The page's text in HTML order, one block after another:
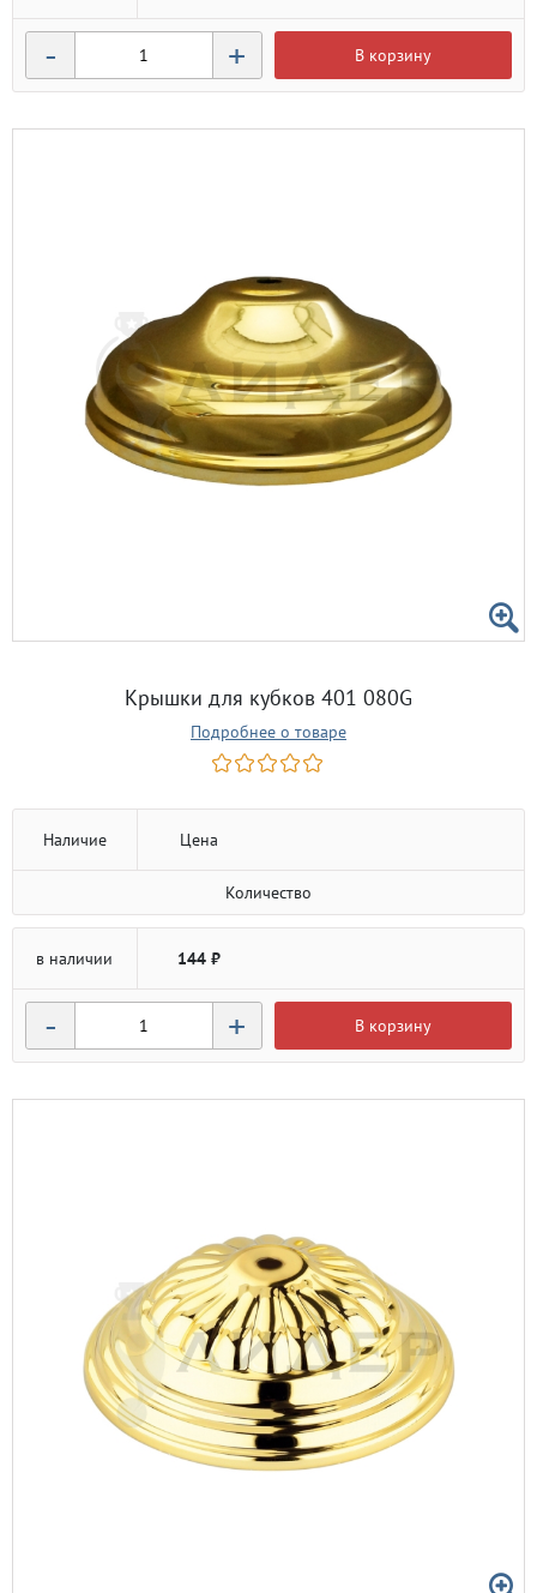
- + В корзину
Крышки для кубков 401 080G
Подробнее о товаре
Наличие Цена
Количество
в наличии 144 ₽
- + В корзину